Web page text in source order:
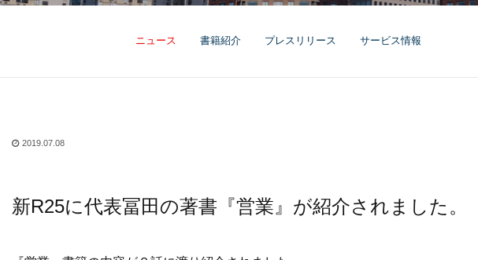
ニュース 書籍紹介 プレスリリース サービス情報
2019.07.08
新R25に代表冨田の著書『営業』が紹介されました。